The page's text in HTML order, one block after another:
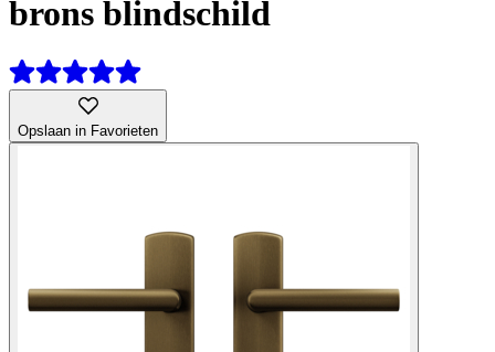
brons blindschild
Opslaan in Favorieten